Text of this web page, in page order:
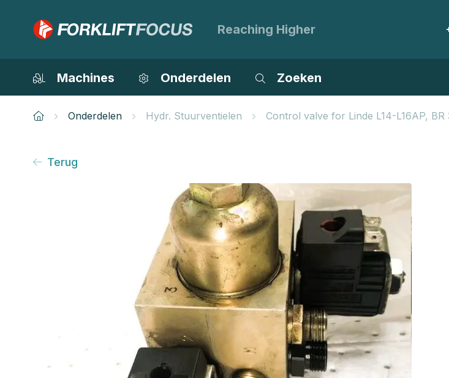
Reaching Higher
Machines Onderdelen Zoeken
Onderdelen Hydr. Stuurventielen Control valve for Linde L14-L16AP,
Terug